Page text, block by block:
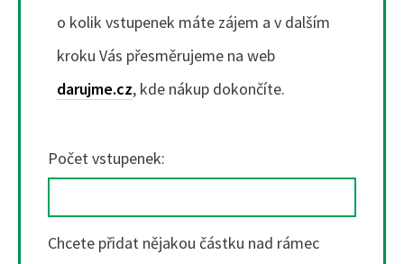
o kolik vstupenek máte zájem a v dalším
kroku Vás přesměrujeme na web
darujme.cz, kde nákup dokončíte.
Počet vstupenek:
Chcete přidat nějakou částku nad rámec